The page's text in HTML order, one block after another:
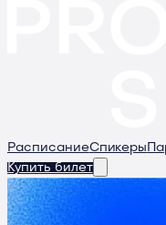
РасписаниеСпикеры
Купить билет